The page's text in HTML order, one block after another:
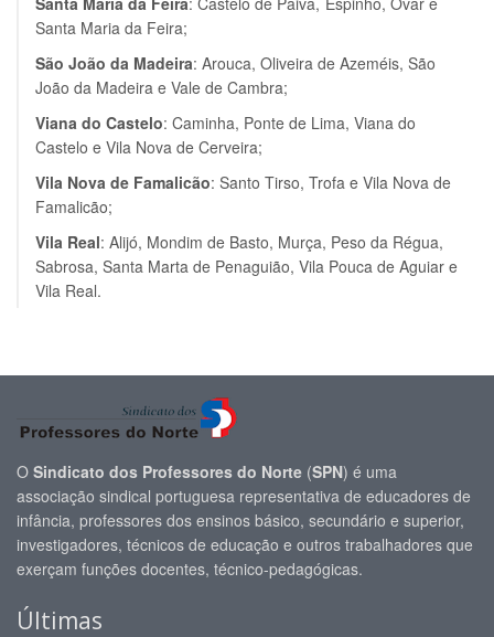
Santa Maria da Feira;
São João da Madeira: Arouca, Oliveira de Azeméis, São
João da Madeira e Vale de Cambra;
Viana do Castelo: Caminha, Ponte de Lima, Viana do
Castelo e Vila Nova de Cerveira;
Vila Nova de Famalicão: Santo Tirso, Trofa e Vila Nova de
Famalicão;
Vila Real: Alijó, Mondim de Basto, Murça, Peso da Régua,
Sabrosa, Santa Marta de Penaguião, Vila Pouca de Aguiar e
Vila Real.
O Sindicato dos Professores do Norte (SPN) é uma
associação sindical portuguesa representativa de educadores de
infância, professores dos ensinos básico, secundário e superior,
investigadores, técnicos de educação e outros trabalhadores que
exerçam funções docentes, técnico-pedagógicas.
Últimas